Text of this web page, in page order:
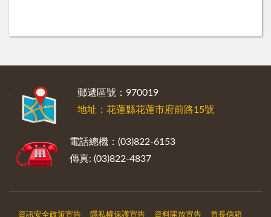
郵遞區號：970019
地址：花蓮縣花蓮市府前路15號
電話總機：(03)822-6153
傳真: (03)822-4837
資訊安全政策宣告 隱私權保護宣告 資料開放宣告 首長信箱